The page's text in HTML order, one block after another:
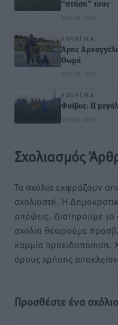
“πτήση” τους
07.08.26 · 16:59
ΑΘΛΗΤΙΚΆ
Άρης
Θωμά
07.08.26 · 16:57
ΑΘΛΗΤΙΚΆ
Φοίβος: Η
07.08.26 · 16:53
Σχολιασμός
Τα σχόλια εκφράζουν
σχολιαστή. Η
απόψεις. Διατηρούμε
σχόλια θεωρούμε
καμμία προειδοποίηση.
όρους χρήσης
Προσθέστε ένα σχόλιο